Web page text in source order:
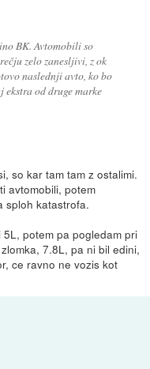
BK. Avtomobili so
zelo zanesljivi, z ok
naslednji avto, ko bo
ekstra od druge marke
so kar tam tam z ostalimi.
avtomobili, potem
sploh katastrofa.
potem pa pogledam pri
7.8L, pa ni bil edini,
ce ravno ne vozis kot